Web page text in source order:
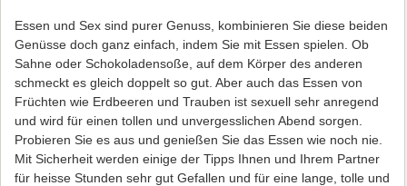
Essen und Sex sind purer Genuss, kombinieren Sie diese beiden
Genüsse doch ganz einfach, indem Sie mit Essen spielen. Ob
Sahne oder Schokoladensoße, auf dem Körper des anderen
schmeckt es gleich doppelt so gut. Aber auch das Essen von
Früchten wie Erdbeeren und Trauben ist sexuell sehr anregend
und wird für einen tollen und unvergesslichen Abend sorgen.
Probieren Sie es aus und genießen Sie das Essen wie noch nie.
Mit Sicherheit werden einige der Tipps Ihnen und Ihrem Partner
für heisse Stunden sehr gut Gefallen und für eine lange, tolle und